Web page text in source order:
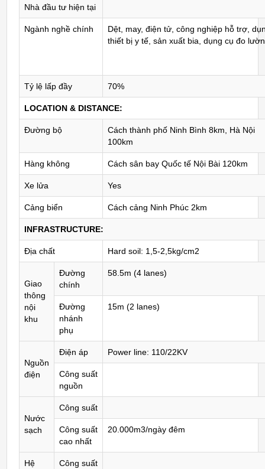
Nhà đầu tư hiện tại
Ngành nghề chính
Dệt, may, điện tử, công nghiệp hỗ trợ,
thiết bị y tế, sản xuất bia, dụng cụ đo
Tỷ lệ lấp đầy 70%
LOCATION & DISTANCE:
Đường bộ
Cách thành phố Ninh Bình 8km, Hà Nội
100km
Hàng không Cách sân bay Quốc tế Nội Bài 120km
Xe lửa Yes
Cảng biển Cách cảng Ninh Phúc 2km
INFRASTRUCTURE:
Địa chất Hard soil: 1,5-2,5kg/cm2
Giao
thông
nội
khu
Đường
chính
58.5m (4 lanes)
Đường
nhánh
phụ
15m (2 lanes)
Nguồn
điện
Điện áp Power line: 110/22KV
Công suất
nguồn
Nước
sạch
Công suất
Công suất
cao nhất
20.000m3/ngày đêm
Hệ
Công suất